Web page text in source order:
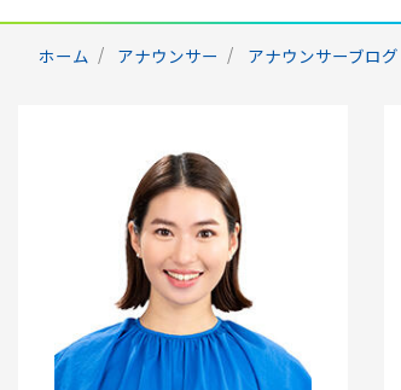
ホーム アナウンサー アナウンサーブログ